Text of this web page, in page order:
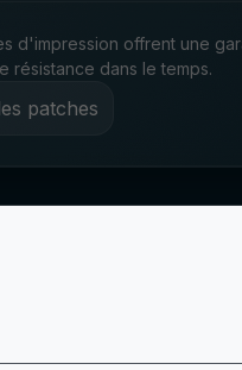
d'impression offrent une
résistance dans le temps.
patches
des